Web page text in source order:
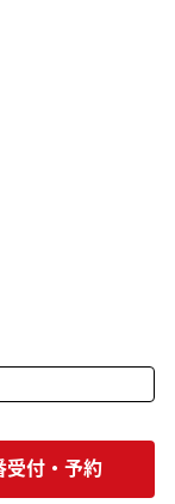
受付・予約